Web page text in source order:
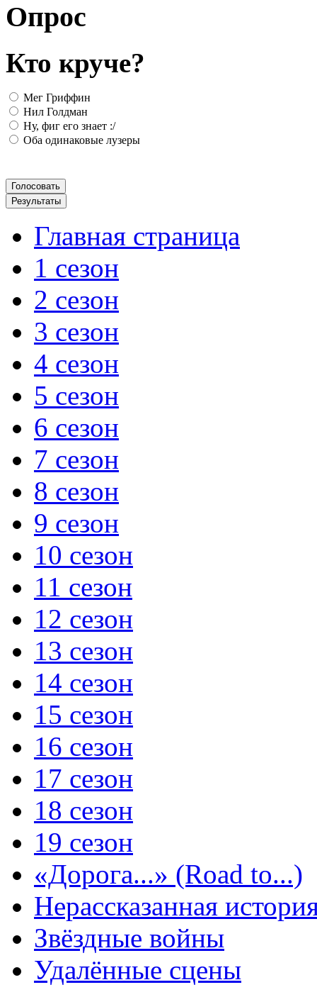
Опрос
Кто круче?
Мег Гриффин
Нил Голдман
Ну, фиг его знает :/
Оба одинаковые лузеры
Главная страница
1 сезон
2 сезон
3 сезон
4 сезон
5 сезон
6 сезон
7 сезон
8 сезон
9 сезон
10 сезон
11 сезон
12 сезон
13 сезон
14 сезон
15 сезон
16 сезон
17 сезон
18 сезон
19 сезон
«Дорога...» (Road to...)
Нерассказанная
Звёздные войны
Удалённые сцены